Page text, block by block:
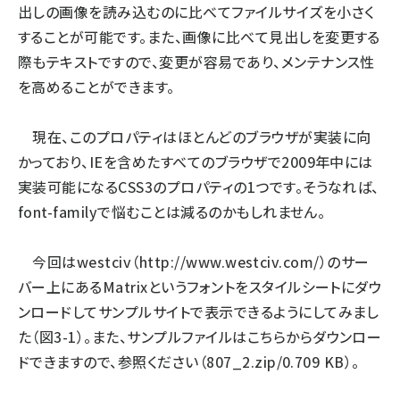
出しの画像を読み込むのに比べてファイルサイズを小さく
することが可能です。また、画像に比べて見出しを変更する
際もテキストですので、変更が容易であり、メンテナンス性
を高めることができます。
現在、このプロパティはほとんどのブラウザが実装に向
かっており、IEを含めたすべてのブラウザで2009年中には
実装可能になるCSS3のプロパティの1つです。そうなれば、
font-familyで悩むことは減るのかもしれません。
今回はwestciv（http://www.westciv.com/）のサー
バー上にあるMatrixというフォントをスタイルシートにダウ
ンロードしてサンプルサイトで表示できるようにしてみまし
た（図3-1）。また、サンプルファイルはこちらからダウンロー
ドできますので、参照ください（807_2.zip/0.709 KB）。